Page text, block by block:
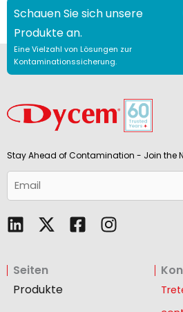
Schauen Sie sich unsere
Produkte an.
Eine Vielzahl von Lösungen zur
Kontaminationssicherung.
Stay Ahead of Contamination - Join the
L
i
k
e
F
a
I
n
Seiten
Produkte